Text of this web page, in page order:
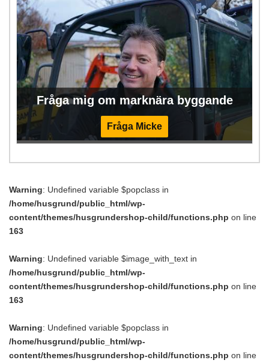
Fråga mig om marknära byggande
Fråga Micke
Warning: Undefined variable $popclass in
/home/husgrund/public_html/wp-
content/themes/husgrundershop-child/functions.php on line
163
Warning: Undefined variable $image_with_text in
/home/husgrund/public_html/wp-
content/themes/husgrundershop-child/functions.php on line
163
Warning: Undefined variable $popclass in
/home/husgrund/public_html/wp-
content/themes/husgrundershop-child/functions.php on line